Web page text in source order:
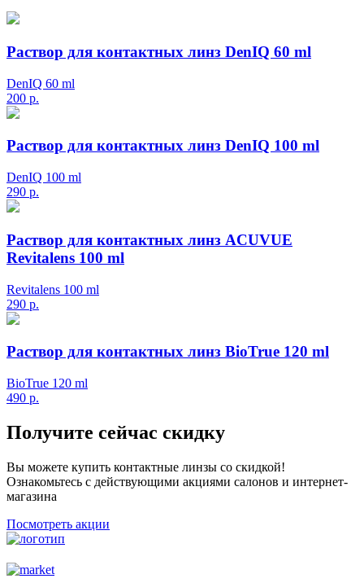
Раствор для контактных линз DenIQ 60 ml
DenIQ 60 ml
200 р.
Раствор для контактных линз DenIQ 100 ml
DenIQ 100 ml
290 р.
Раствор для контактных линз ACUVUE
Revitalens 100 ml
Revitalens 100 ml
290 р.
Раствор для контактных линз BioTrue 120 ml
BioTrue 120 ml
490 р.
Получите сейчас скидку
Вы можете купить контактные линзы со скидкой!
Ознакомьтесь с действующими акциями салонов и интернет-
магазина
Посмотреть акции